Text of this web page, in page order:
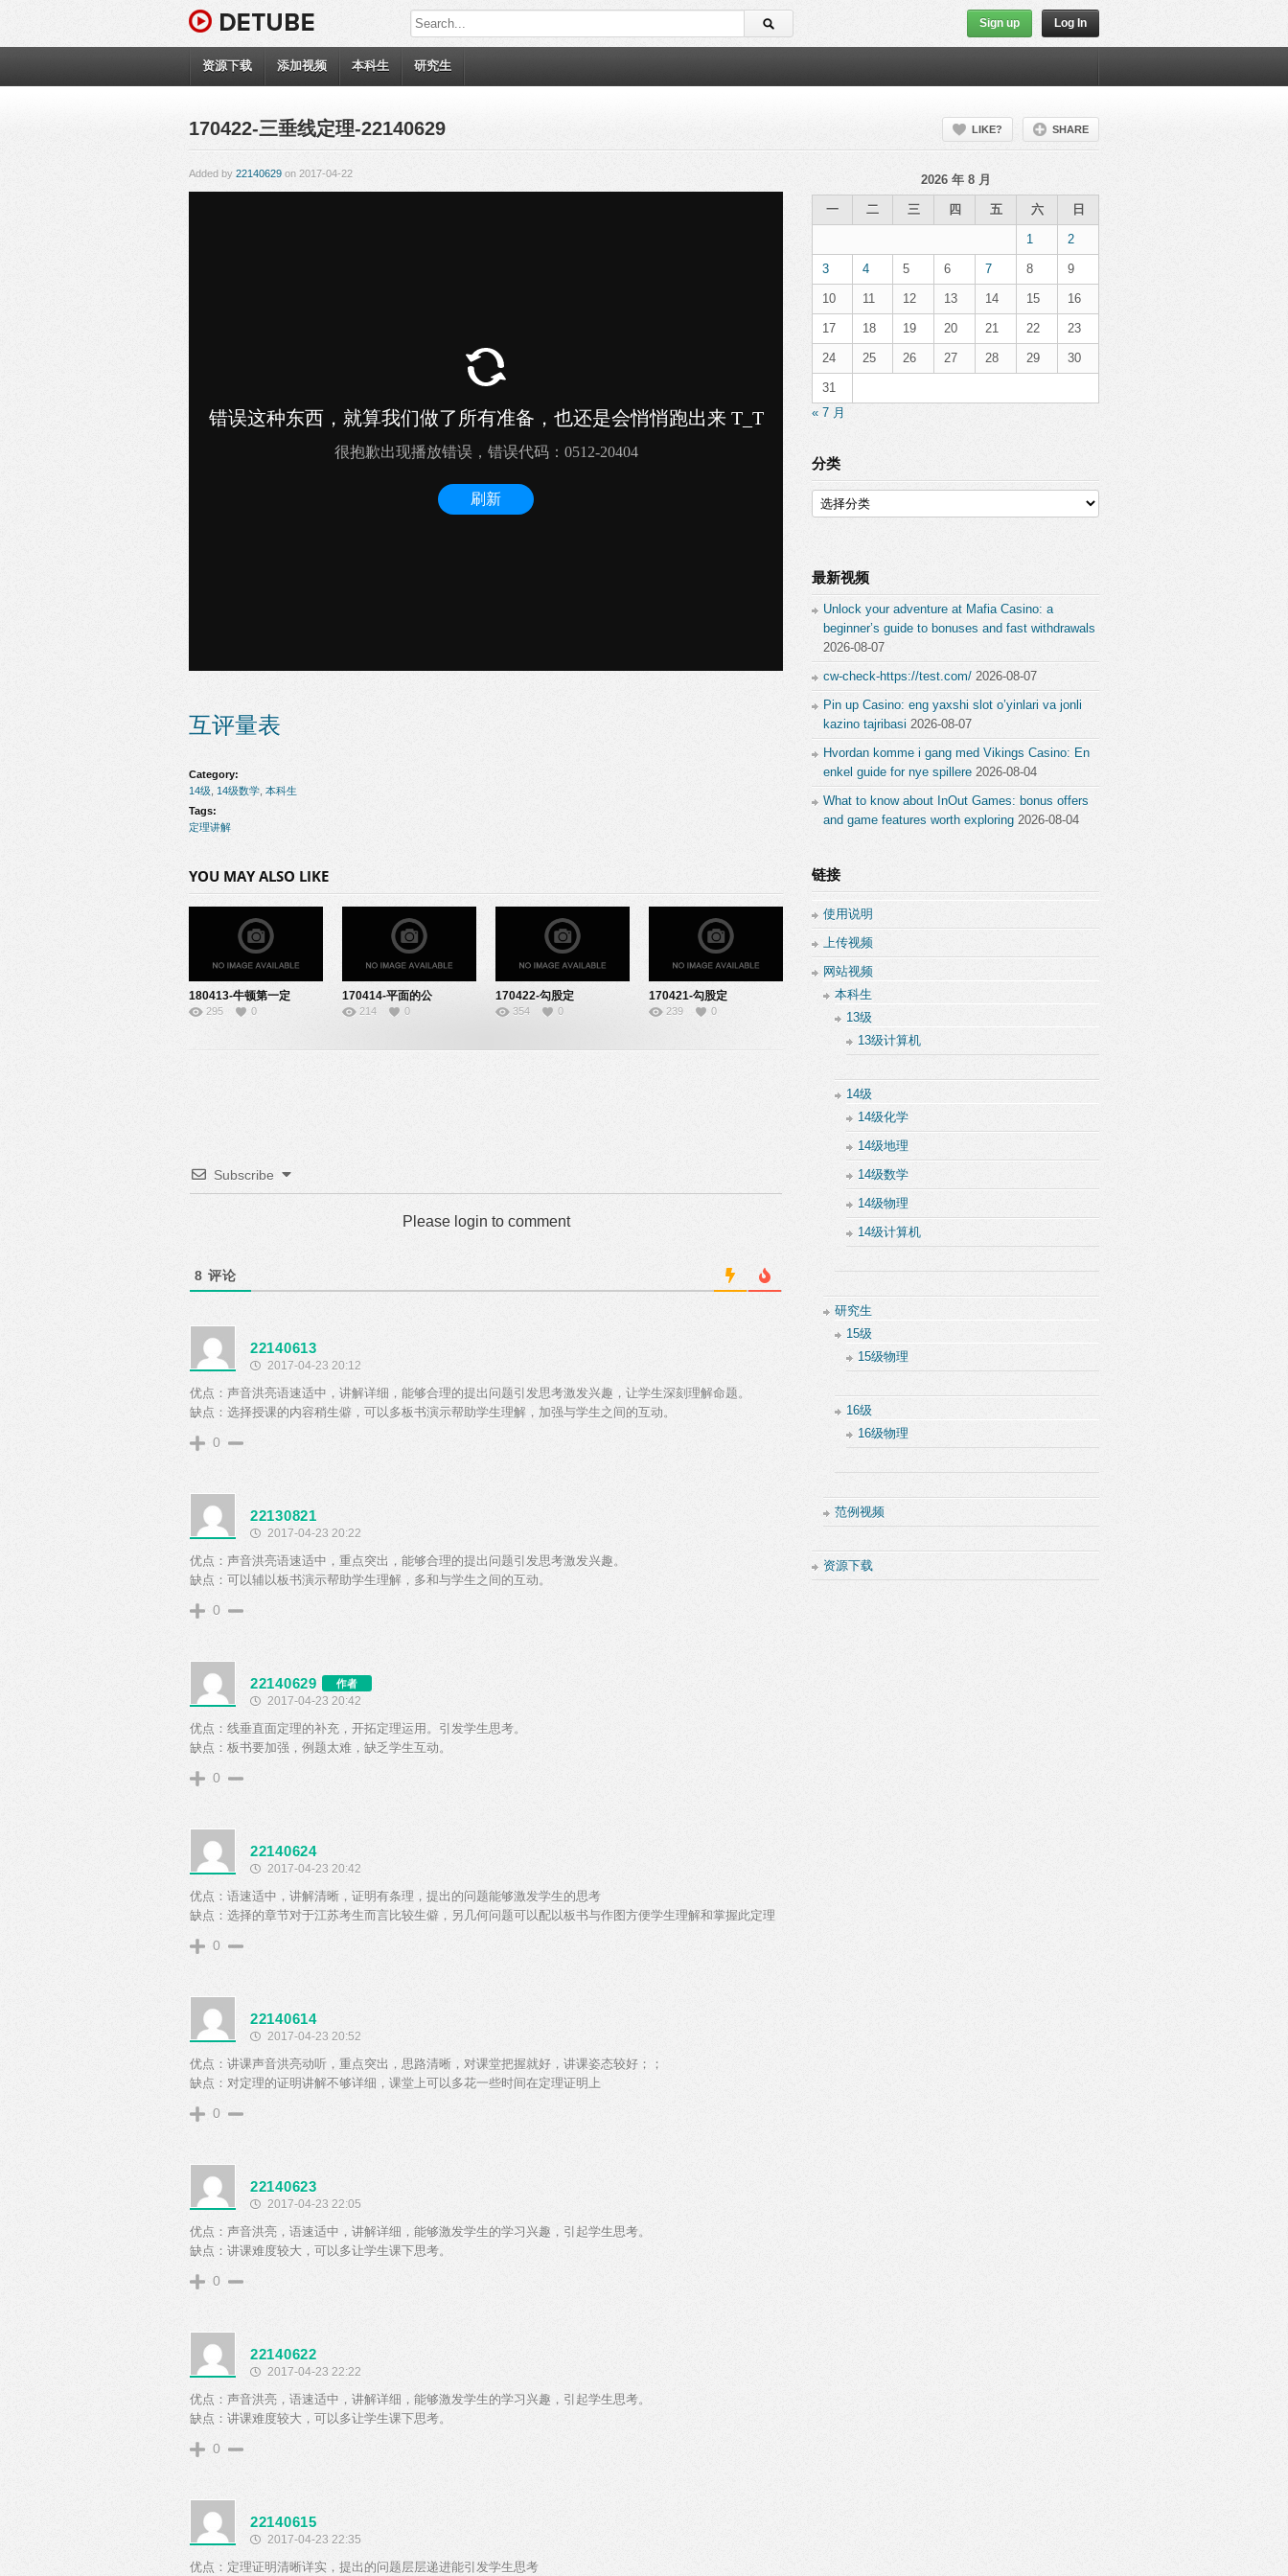
Sign up Log In
资源下载 添加视频 本科生 研究生
170422-三垂线定理-22140629 LIKE? SHARE
Added by 22140629 on 2017-04-22
互评量表
Category:
14级
14级数学 本科生
Tags:
定理讲解
YOU MAY ALSO LIKE
180413-牛顿第一定
律-22150733
295 0
170414-平面的公
理-22140604
214 0
170422-勾股定
理-22140634
354 0
170421-勾股定
理-22140601
239 0
Subscribe
Please login to comment
8 评论
22140613
2017-04-23 20:12
优点：声音洪亮语速适中，讲解详细，能够合理的提出问题引发思考激发兴趣，让学生深刻理解命题。
缺点：选择授课的内容稍生僻，可以多板书演示帮助学生理解，加强与学生之间的互动。
0
22130821
2017-04-23 20:22
优点：声音洪亮语速适中，重点突出，能够合理的提出问题引发思考激发兴趣。
缺点：可以辅以板书演示帮助学生理解，多和与学生之间的互动。
0
22140629 作者
2017-04-23 20:42
优点：线垂直面定理的补充，开拓定理运用。引发学生思考。
缺点：板书要加强，例题太难，缺乏学生互动。
0
22140624
2017-04-23 20:42
优点：语速适中，讲解清晰，证明有条理，提出的问题能够激发学生的思考
缺点：选择的章节对于江苏考生而言比较生僻，另几何问题可以配以板书与作图方便学生理解和掌握此定理
0
22140614
2017-04-23 20:52
优点：讲课声音洪亮动听，重点突出，思路清晰，对课堂把握就好，讲课姿态较好；；
缺点：对定理的证明讲解不够详细，课堂上可以多花一些时间在定理证明上
0
22140623
2017-04-23 22:05
优点：声音洪亮，语速适中，讲解详细，能够激发学生的学习兴趣，引起学生思考。
缺点：讲课难度较大，可以多让学生课下思考。
0
22140622
2017-04-23 22:22
优点：声音洪亮，语速适中，讲解详细，能够激发学生的学习兴趣，引起学生思考。
缺点：讲课难度较大，可以多让学生课下思考。
0
22140615
2017-04-23 22:35
优点：定理证明清晰详实，提出的问题层层递进能引发学生思考
2026 年 8 月
一 二 三 四 五 六 日
1 2
3 4 5 6 7 8 9
10 11 12 13 14 15 16
17 18 19 20 21 22 23
24 25 26 27 28 29 30
31
« 7 月
分类
分
类
最新视频
Unlock your adventure at Mafia Casino: a
beginner’s guide to bonuses and fast withdrawals
2026-08-07
cw-check-https://test.com/ 2026-08-07
Pin up Casino: eng yaxshi slot o’yinlari va jonli
kazino tajribasi 2026-08-07
Hvordan komme i gang med Vikings Casino: En
enkel guide for nye spillere 2026-08-04
What to know about InOut Games: bonus offers
and game features worth exploring 2026-08-04
链接
使用说明
上传视频
网站视频
本科生
13级
13级计算机
14级
14级化学
14级地理
14级数学
14级物理
14级计算机
研究生
15级
15级物理
16级
16级物理
范例视频
资源下载